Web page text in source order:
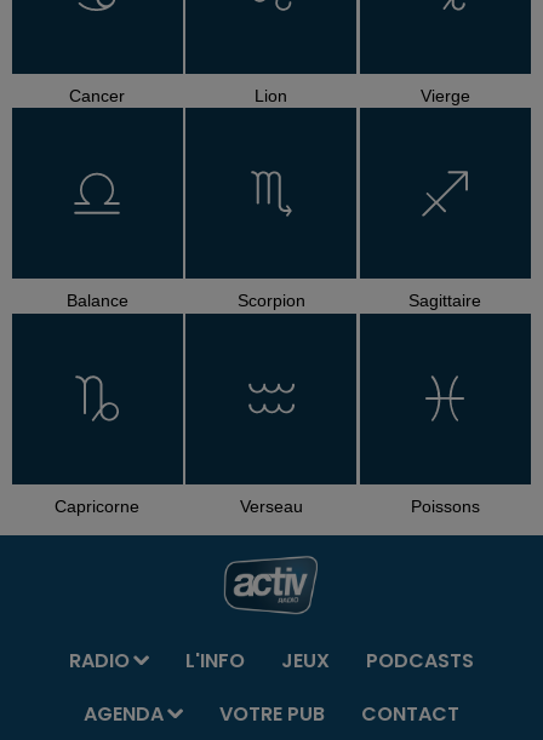
Cancer Lion Vierge
Balance Scorpion Sagittaire
Capricorne Verseau Poissons
RADIO L'INFO JEUX
PODCASTS
AGENDA
VOTRE PUB CONTACT